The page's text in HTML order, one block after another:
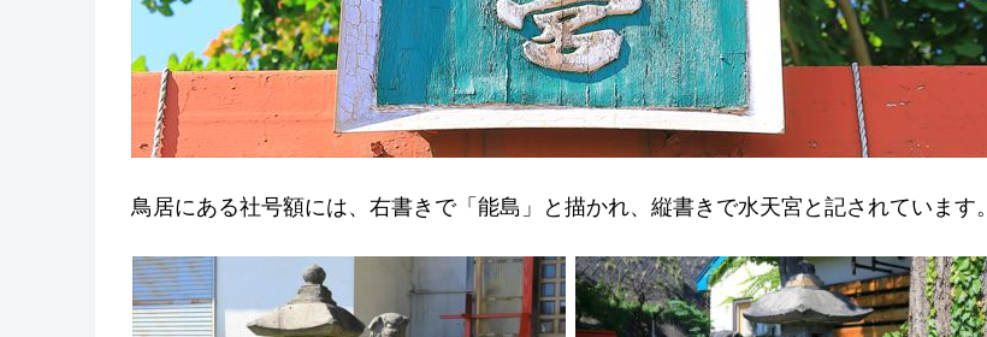
鳥居にある社号額には、右書きで「能島」と描かれ、縦書きで水天宮と記されています。